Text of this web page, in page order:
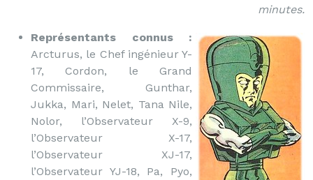
minutes.
Représentants connus :
Arcturus, le Chef ingénieur Y-
17, Cordon, le Grand
Commissaire, Gunthar,
Jukka, Mari, Nelet, Tana Nile,
Nolor, l’Observateur X-9,
l’Observateur X-17,
l’Observateur XJ-17,
l’Observateur YJ-18, Pa, Pyo,